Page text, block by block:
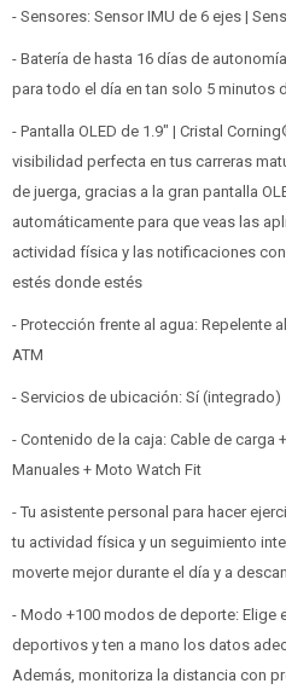
- Sensores: Sensor IMU de 6 ejes |
- Batería de hasta 16 días de
para todo el día en tan solo 5 minutos
- Pantalla OLED de 1.9" | Cristal
visibilidad perfecta en tus carreras
de juerga, gracias a la gran pantalla
automáticamente para que veas las
actividad física y las notificaciones
estés donde estés
- Protección frente al agua: Repelente
ATM
- Servicios de ubicación: Sí (integrado)
- Contenido de la caja: Cable de carga
Manuales + Moto Watch Fit
- Tu asistente personal para hacer
tu actividad física y un seguimiento
moverte mejor durante el día y a
- Modo +100 modos de deporte: Elige
deportivos y ten a mano los datos
Además, monitoriza la distancia con